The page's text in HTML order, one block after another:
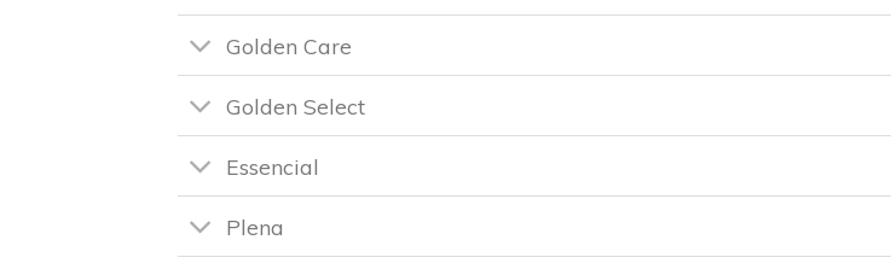
Golden Care
Golden Select
Essencial
Plena